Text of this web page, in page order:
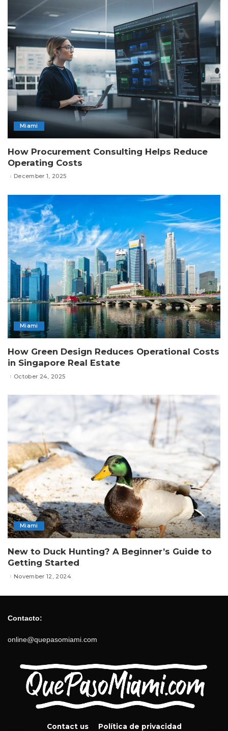
Miami
How Procurement Consulting Helps Reduce
Operating Costs
December 1, 2025
Miami
How Green Design Reduces Operational Costs
in Singapore Real Estate
October 24, 2025
Miami
New to Duck Hunting? A Beginner’s Guide to
Getting Started
November 12, 2024
Contacto:
online@quepasomiami.com
Contact us Política de privacidad